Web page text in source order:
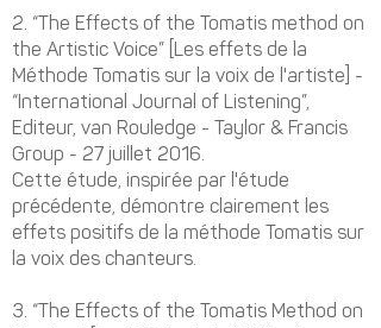
2. “The Effects of the Tomatis method on
the Artistic Voice” [Les effets de la
Méthode Tomatis sur la voix de l'artiste] -
“International Journal of Listening”,
Editeur, van Rouledge - Taylor & Francis
Group - 27 juillet 2016.
Cette étude, inspirée par l'étude
précédente, démontre clairement les
effets positifs de la méthode Tomatis sur
la voix des chanteurs.
3. “The Effects of the Tomatis Method on